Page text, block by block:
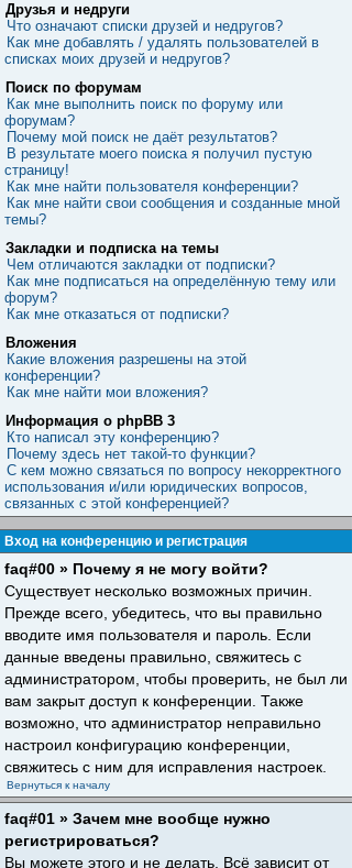
Друзья и недруги
Что означают списки друзей и недругов?
Как мне добавлять / удалять пользователей в
списках моих друзей и недругов?
Поиск по форумам
Как мне выполнить поиск по форуму или
форумам?
Почему мой поиск не даёт результатов?
В результате моего поиска я получил пустую
страницу!
Как мне найти пользователя конференции?
Как мне найти свои сообщения и созданные мной
темы?
Закладки и подписка на темы
Чем отличаются закладки от подписки?
Как мне подписаться на определённую тему или
форум?
Как мне отказаться от подписки?
Вложения
Какие вложения разрешены на этой
конференции?
Как мне найти мои вложения?
Информация о phpBB 3
Кто написал эту конференцию?
Почему здесь нет такой-то функции?
С кем можно связаться по вопросу некорректного
использования и/или юридических вопросов,
связанных с этой конференцией?
Вход на конференцию и регистрация
faq#00 » Почему я не могу войти?
Существует несколько возможных причин.
Прежде всего, убедитесь, что вы правильно
вводите имя пользователя и пароль. Если
данные введены правильно, свяжитесь с
администратором, чтобы проверить, не был ли
вам закрыт доступ к конференции. Также
возможно, что администратор неправильно
настроил конфигурацию конференции,
свяжитесь с ним для исправления настроек.
Вернуться к началу
faq#01 » Зачем мне вообще нужно
регистрироваться?
Вы можете этого и не делать. Всё зависит от